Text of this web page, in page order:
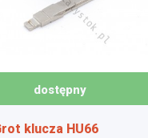
dostępny
Grot klucza HU66